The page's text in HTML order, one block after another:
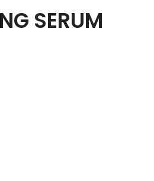
SERUM